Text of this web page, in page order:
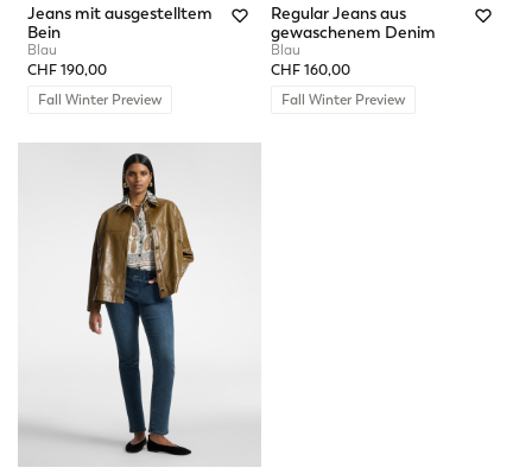
Jeans mit ausgestelltem
Bein
Blau
CHF 190,00
Fall Winter Preview
Regular Jeans aus
gewaschenem Denim
Blau
CHF 160,00
Fall Winter Preview